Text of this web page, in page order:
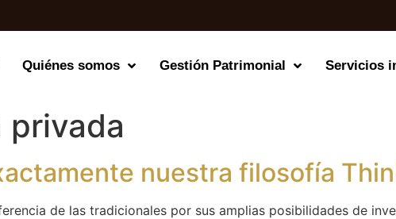
Quiénes somos Gestión Patrimonial Servicios
privada
nuestra filosofía
de las tradicionales por sus amplias posibilidades de